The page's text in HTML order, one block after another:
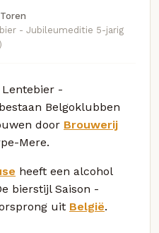
- Jubileumeditie 5-jarig
Lentebier -
Belgoklubben
door Brouwerij
Mere.
heeft een alcohol
bierstijl Saison -
uit België.